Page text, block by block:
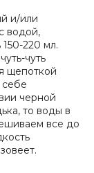
и/или
водой,
220 мл.
чуть
щепоткой
себе
черной
то воды в
все до